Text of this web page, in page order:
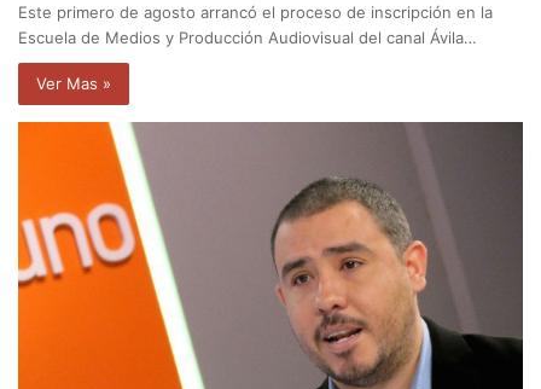
Este primero de agosto arrancó el proceso de inscripción en la
Escuela de Medios y Producción Audiovisual del canal Ávila…
Ver Mas »